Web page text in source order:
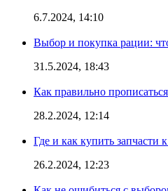
6.7.2024, 14:10
Выбор и покупка рации:
31.5.2024, 18:43
Как правильно
28.2.2024, 12:14
Где и как купить запчасти
26.2.2024, 12:23